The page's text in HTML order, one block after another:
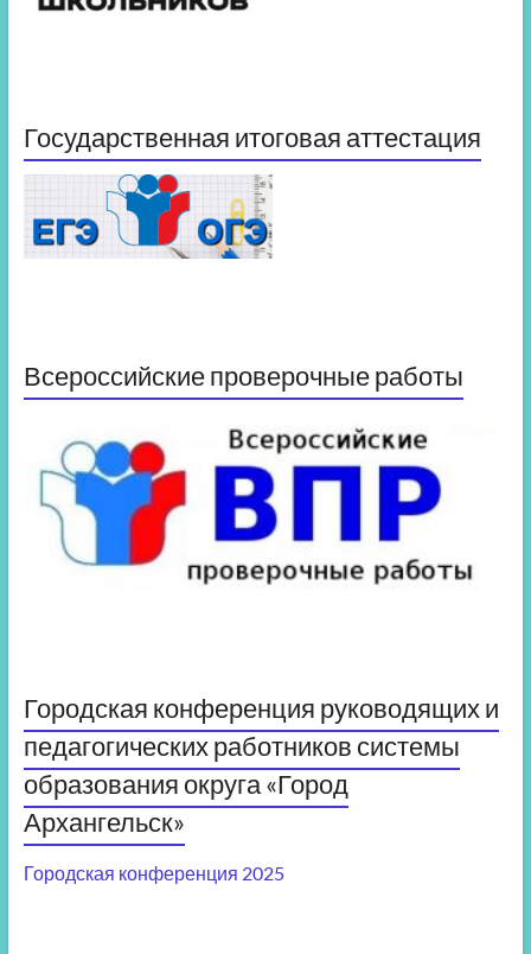
Государственная итоговая аттестация
Всероссийские проверочные работы
Городская конференция руководящих и
педагогических работников системы
образования округа «Город
Архангельск»
Городская конференция 2025